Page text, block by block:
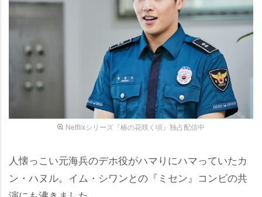
Netflixシリーズ『椿の花咲く頃』独占配信中
人懐っこい元海兵のデホ役がハマりにハマっていたカ
ン・ハヌル。イム・シワンとの『ミセン』コンビの共